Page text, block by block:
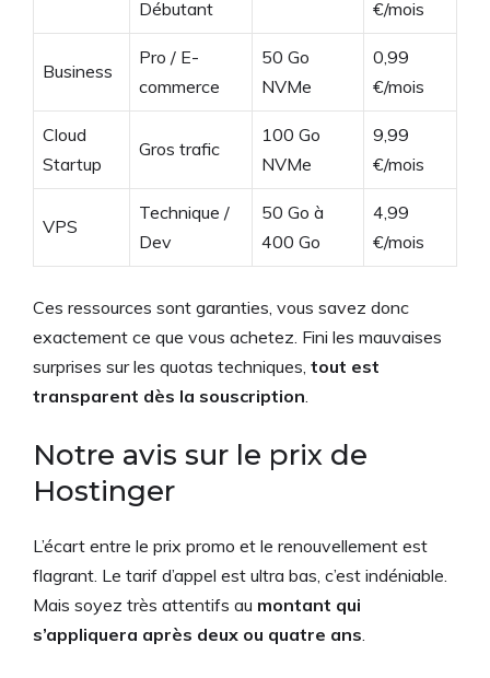
Débutant €/mois
Business
Pro / E-
commerce
50 Go
NVMe
0,99
€/mois
Cloud
Startup
Gros trafic
100 Go
NVMe
9,99
€/mois
VPS
Technique /
Dev
50 Go à
400 Go
4,99
€/mois
Ces ressources sont garanties, vous savez donc
exactement ce que vous achetez. Fini les mauvaises
surprises sur les quotas techniques, tout est
transparent dès la souscription.
Notre avis sur le prix de
Hostinger
L’écart entre le prix promo et le renouvellement est
flagrant. Le tarif d’appel est ultra bas, c’est indéniable.
Mais soyez très attentifs au montant qui
s’appliquera après deux ou quatre ans.